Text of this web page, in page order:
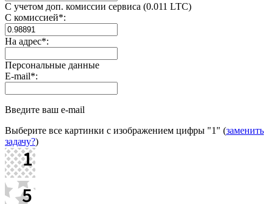
С учетом доп. комиссии сервиса (0.011 LTC)
С комиссией*:
На адрес*:
Персональные данные
E-mail*:
Введите ваш e-mail
Выберите все картинки с изображением цифры "1" (заменить
задачу?)